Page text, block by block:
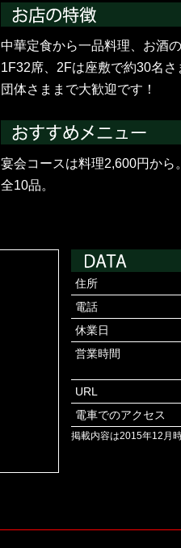
中華定食から一品料理、お酒
1F32席、2Fは座敷で約30名
団体さままで大歓迎です！
宴会コースは料理2,600円か
全10品。
住所
電話
休業日
営業時間
URL
電車でのアクセス
掲載内容は2015年12月